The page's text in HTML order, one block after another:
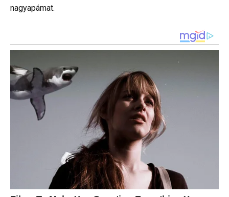
nagyapámat.